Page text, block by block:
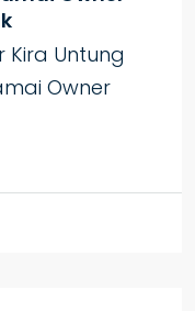
Untung
Owner